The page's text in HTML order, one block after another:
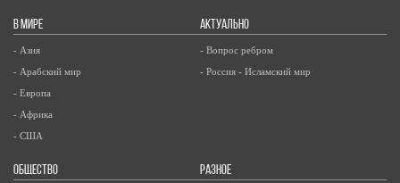
В МИРЕ
- Азия
- Арабский мир
- Европа
- Африка
- США
АКТУАЛЬНО
- Вопрос ребром
- Россия - Исламский мир
ОБЩЕСТВО РАЗНОЕ